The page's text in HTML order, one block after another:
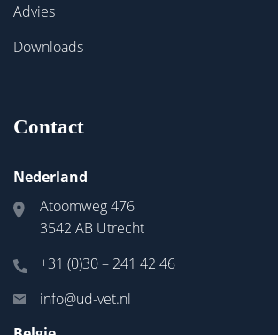
Advies
Downloads
Contact
Nederland
Atoomweg 476
3542 AB Utrecht
+31 (0)30 – 241 42 46
info@ud-vet.nl